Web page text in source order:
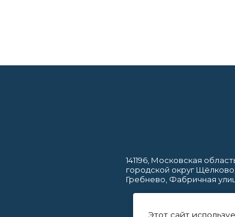
141196, Московская
городской округ
Гребнево, Фабричная
Этот сайт